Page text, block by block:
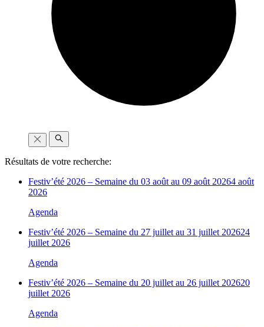
Résultats de votre recherche:
Festiv’été 2026 – Semaine du 03 août au 09 août 20264 août
2026
Agenda
Festiv’été 2026 – Semaine du 27 juillet au 31 juillet 202624
juillet 2026
Agenda
Festiv’été 2026 – Semaine du 20 juillet au 26 juillet 202620
juillet 2026
Agenda